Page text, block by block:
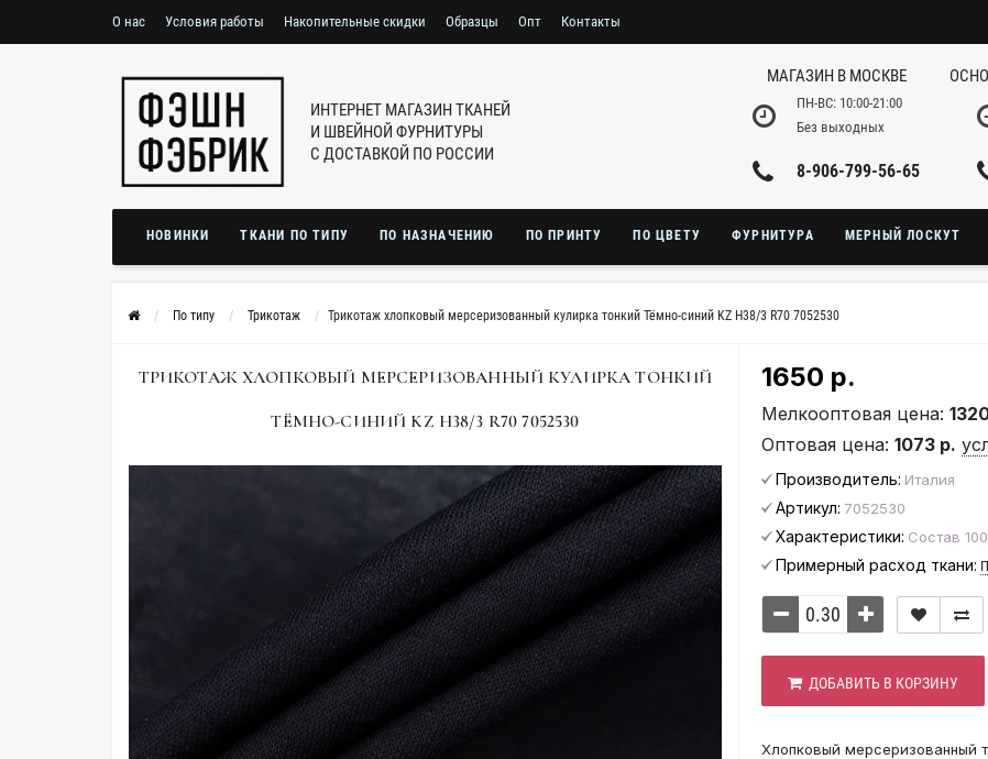
О нас Условия работы Накопительные скидки Образцы Опт Контакты
ИНТЕРНЕТ МАГАЗИН ТКАНЕЙ
И ШВЕЙНОЙ ФУРНИТУРЫ
С ДОСТАВКОЙ ПО РОССИИ
МАГАЗИН В МОСКВЕ
ПН-ВС: 10:00-21:00
Без выходных
8-906-799-56-65
НОВИНКИ ТКАНИ ПО ТИПУ ПО НАЗНАЧЕНИЮ ПО ПРИНТУ ПО ЦВЕТУ ФУРНИТУРА МЕРНЫЙ ЛОСКУТ
По типу Трикотаж Трикотаж хлопковый мерсеризованный кулирка тонкий Тёмно-синий KZ H38/3 R70 7052530
ТРИКОТАЖ ХЛОПКОВЫЙ МЕРСЕРИЗОВАННЫЙ КУЛИРКА ТОНКИЙ
ТЁМНО-СИНИЙ KZ H38/3 R70 7052530
1650 р.
Мелкооптовая цена:
Оптовая цена: 1073 р.
Производитель: Италия
Артикул: 7052530
Характеристики: Состав
Примерный расход ткани:
ДОБАВИТЬ В КОРЗИНУ
Хлопковый мерсеризованный